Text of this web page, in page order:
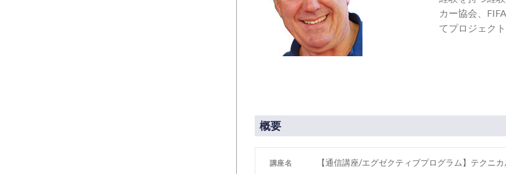
カー協会、
てプロジェク
概要
講座名 【通信講座/エグゼクティブプログラム】テクニ